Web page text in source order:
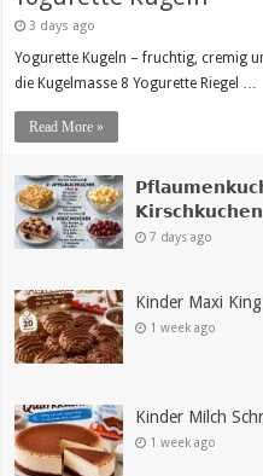
3 days ago
Yogurette Kugeln – fruchtig, cremig
die Kugelmasse 8 Yogurette Riegel …
Read More »
𝗞𝗶𝗿𝘀𝗰𝗵𝗸𝘂𝗰𝗵𝗲𝗻
7 days ago
Kinder Maxi
1 week ago
Kinder Milch
1 week ago